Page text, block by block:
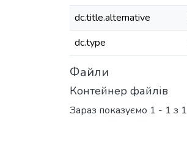
dc.title.alternative
dc.type
Файли
Контейнер файлів
Зараз показуємо 1 - 1 з 1